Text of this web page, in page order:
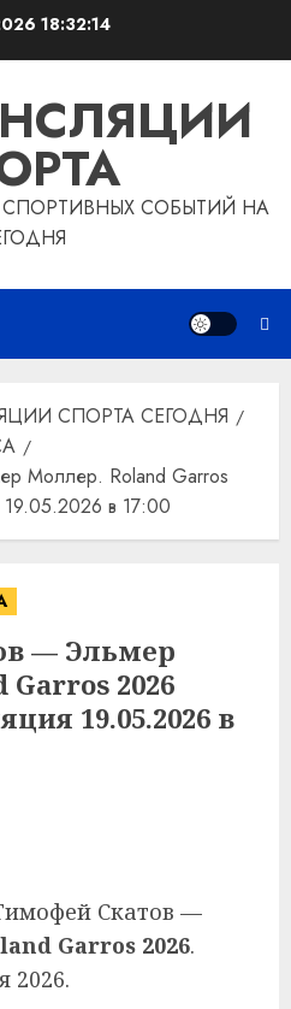
18:32:15
СОБЫТИЙ НА
СПОРТА СЕГОДНЯ
Моллер. Roland Garros
19.05.2026 в 17:00
— Эльмер
2026
19.05.2026 в
Скатов —
Garros 2026.
2026.